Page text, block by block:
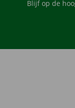
Blijf op de